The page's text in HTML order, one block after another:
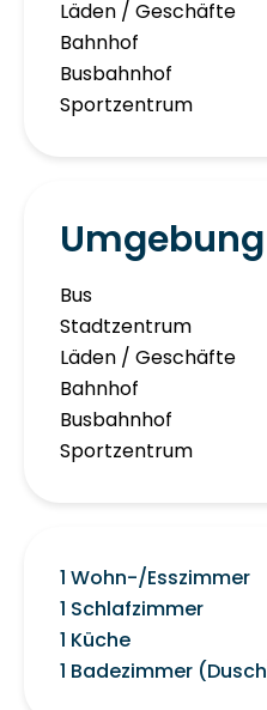
Läden / Geschäfte
Bahnhof
Busbahnhof
Sportzentrum
Umgebung
Bus
Stadtzentrum
Läden / Geschäfte
Bahnhof
Busbahnhof
Sportzentrum
1 Wohn-/Esszimmer
1 Schlafzimmer
1 Küche
1 Badezimmer